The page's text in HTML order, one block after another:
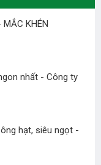
KHÉN
nhất - Công ty
hạt, siêu ngọt -